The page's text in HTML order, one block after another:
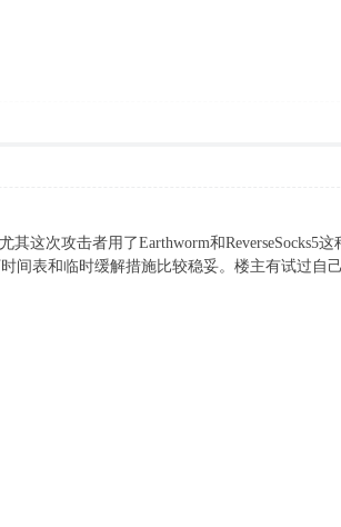
这次攻击者用了Earthworm和ReverseSocks5
表和临时缓解措施比较稳妥。楼主有试过自